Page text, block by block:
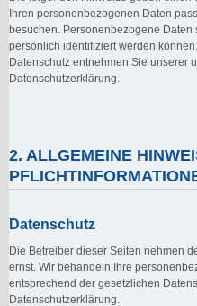
Ihren personenbezogenen Daten
besuchen. Personenbezogene Daten
persönlich identifiziert werden
Datenschutz entnehmen Sie unserer
Datenschutzerklärung.
2. ALLGEMEINE
Datenschutz
Die Betreiber dieser Seiten nehmen
ernst. Wir behandeln Ihre
entsprechend der gesetzlichen
Datenschutzerklärung.